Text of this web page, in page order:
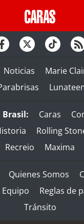
Noticias Marie
Brasil: Caras
Rolling
Recreio
Maxima
Quienes Somos
Equipo
Reglas de
Tránsito